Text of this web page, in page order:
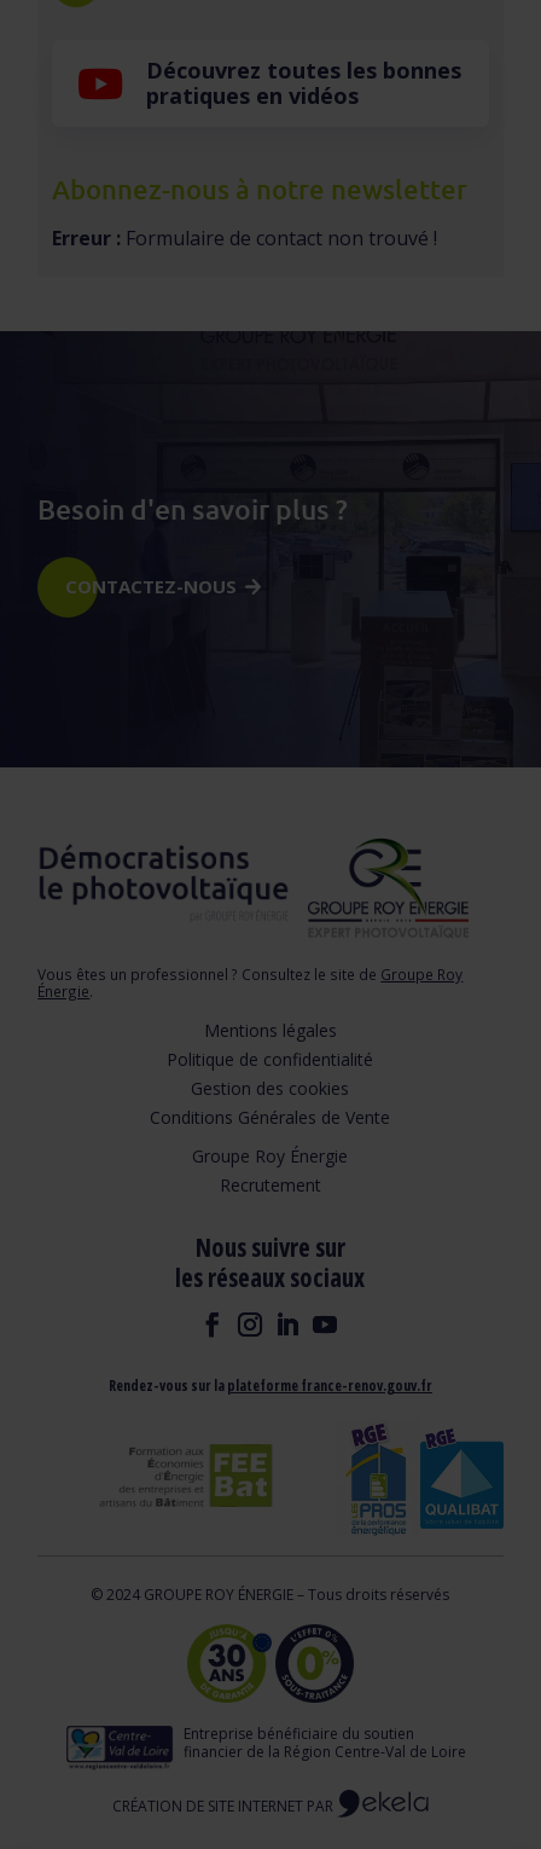
Découvrez toutes les bonnes
pratiques en vidéos
Abonnez-nous à notre newsletter
Erreur : Formulaire de contact non trouvé !
Besoin d'en savoir plus ?
CONTACTEZ-NOUS
Vous êtes un professionnel ? Consultez le site de Groupe Roy
Énergie.
Mentions légales
Politique de confidentialité
Gestion des cookies
Conditions Générales de Vente
Groupe Roy Énergie
Recrutement
Nous suivre sur
les réseaux sociaux
Rendez-vous sur laplateforme france-renov.gouv.fr
© 2024 GROUPE ROY ÉNERGIE – Tous droits réservés
Entreprise bénéficiaire du soutien
financier de la Région Centre-Val de Loire
CRÉATION DE SITE INTERNET PAR